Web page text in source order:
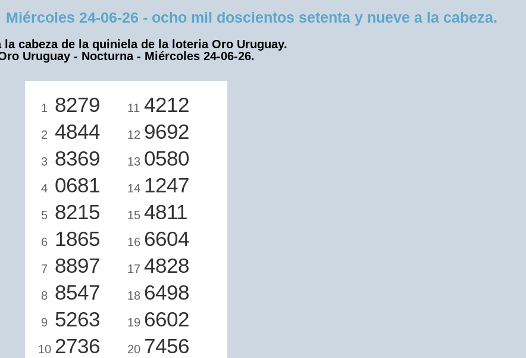
24-06-26 - ocho mil doscientos setenta y nueve a la cabeza.
la cabeza de la quiniela de la loteria Oro Uruguay.
Uruguay - Nocturna - Miércoles 24-06-26.
1 8279
2 4844
3 8369
4 0681
5 8215
6 1865
7 8897
8 8547
9 5263
10 2736
11 4212
12 9692
13 0580
14 1247
15 4811
16 6604
17 4828
18 6498
19 6602
20 7456